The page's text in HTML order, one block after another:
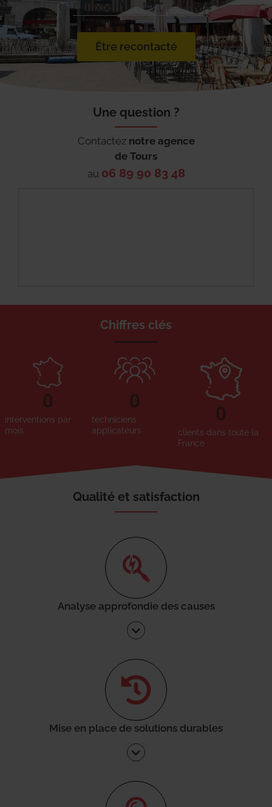
Être recontacté
Une question ?
Contactez notre agence
de Tours
au 06 89 90 83 48
Chiffres clés
interventions par
mois
0
techniciens
applicateurs
0
clients dans toute la
France
0
Qualité et satisfaction
Analyse approfondie des causes
Mise en place de solutions durables